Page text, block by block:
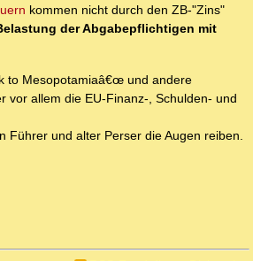
kommen nicht durch den ZB-"Zins"
der Abgabepflichtigen mit
to Mesopotamiaâ€œ und andere
vor allem die EU-Finanz-, Schulden- und
Führer und alter Perser die Augen reiben.